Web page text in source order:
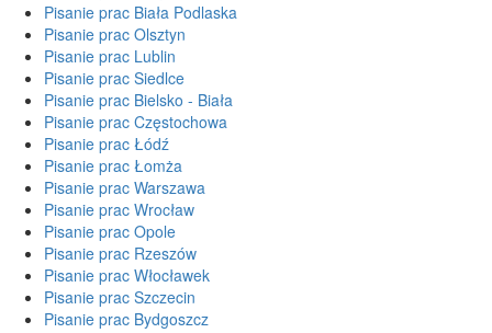
Pisanie prac Biała Podlaska
Pisanie prac Olsztyn
Pisanie prac Lublin
Pisanie prac Siedlce
Pisanie prac Bielsko - Biała
Pisanie prac Częstochowa
Pisanie prac Łódź
Pisanie prac Łomża
Pisanie prac Warszawa
Pisanie prac Wrocław
Pisanie prac Opole
Pisanie prac Rzeszów
Pisanie prac Włocławek
Pisanie prac Szczecin
Pisanie prac Bydgoszcz